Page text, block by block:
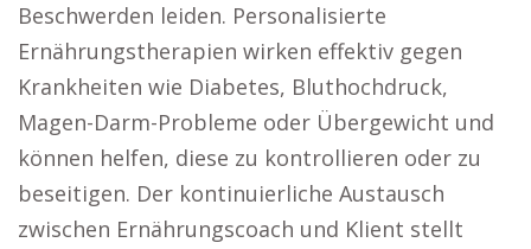
Beschwerden leiden. Personalisierte
Ernährungstherapien wirken effektiv gegen
Krankheiten wie Diabetes, Bluthochdruck,
Magen-Darm-Probleme oder Übergewicht und
können helfen, diese zu kontrollieren oder zu
beseitigen. Der kontinuierliche Austausch
zwischen Ernährungscoach und Klient stellt